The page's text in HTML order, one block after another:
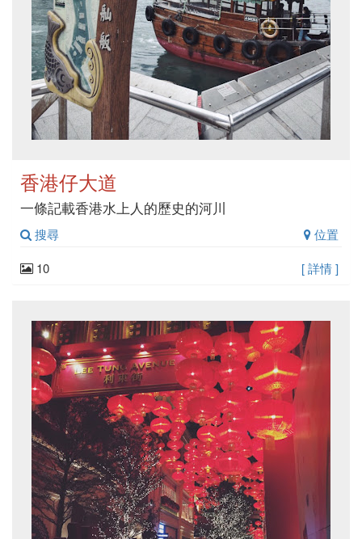
香港仔大道
一條記載香港水上人的歷史的河川
搜尋
位置
10
[ 詳情 ]